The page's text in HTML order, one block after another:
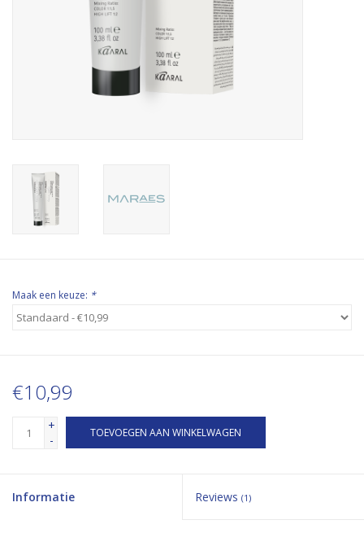
Maak een keuze: *
€10,99
+
-
TOEVOEGEN AAN WINKELWAGEN
Informatie Reviews (1)